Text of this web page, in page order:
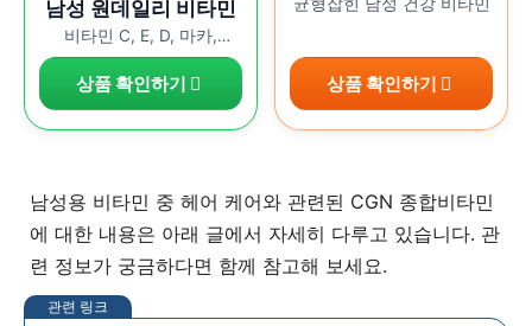
남성 원데일리 비타민
비타민 C, E, D, 마카,
쏘팔메토
상품 확인하기 상품 확인하기
남성용 비타민 중 헤어 케어와 관련된 CGN 종합비타민
에 대한 내용은 아래 글에서 자세히 다루고 있습니다. 관
련 정보가 궁금하다면 함께 참고해 보세요.